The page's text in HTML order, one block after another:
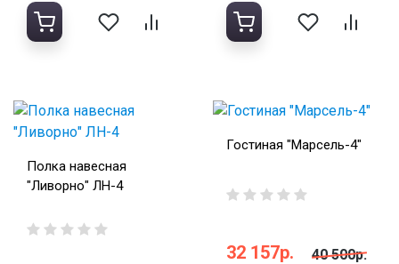
Полка навесная
"Ливорно" ЛН-4
Гостиная "Марсель-4"
32 157р. 40 500р.